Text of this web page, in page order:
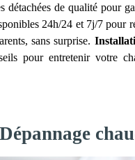
de qualité pour
24h/24 et 7j/7 pour
sans surprise.
pour entretenir votre